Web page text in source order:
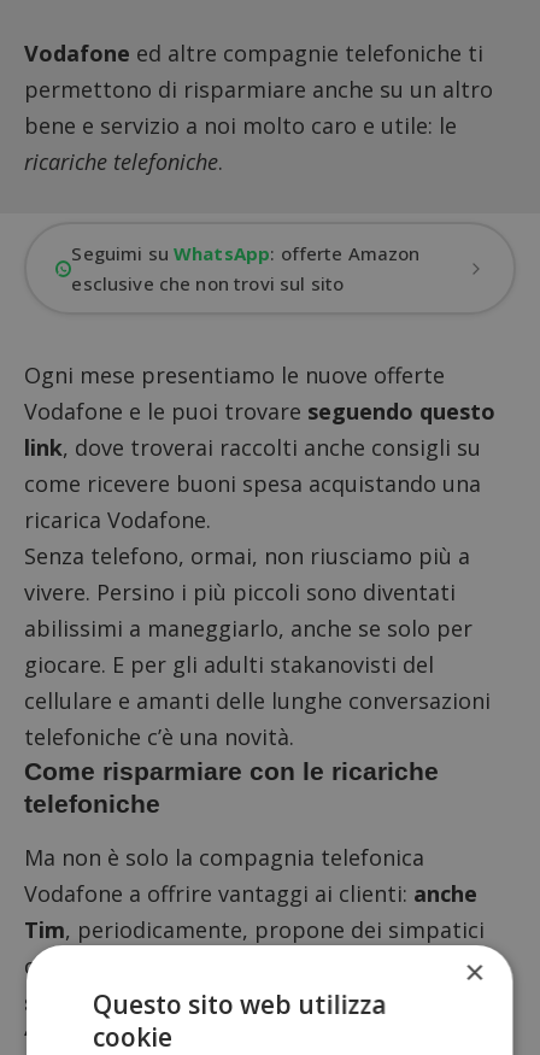
Vodafone ed altre compagnie telefoniche ti
permettono di risparmiare anche su un altro
bene e servizio a noi molto caro e utile: le
ricariche telefoniche.
Seguimi suWhatsApp: offerte Amazon
esclusive che non trovi sul sito
Ogni mese presentiamo le nuove offerte
Vodafone e le puoi trovare seguendo questo
link, dove troverai raccolti anche consigli su
come ricevere buoni spesa acquistando una
ricarica Vodafone.
Senza telefono, ormai, non riusciamo più a
vivere. Persino i più piccoli sono diventati
abilissimi a maneggiarlo, anche se solo per
giocare. E per gli adulti stakanovisti del
cellulare e amanti delle lunghe conversazioni
telefoniche c’è una novità.
Come risparmiare con le ricariche
telefoniche
Ma non è solo la compagnia telefonica
Vodafone a offrire vantaggi ai clienti: anche
Tim, periodicamente, propone dei simpatici
concorsi con premi sicuri:
servizio in omaggio . Le offerte del tipo
“Ricarica e Vinci” di Tim le puoi trovare
×
Questo sito web utilizza
cookie